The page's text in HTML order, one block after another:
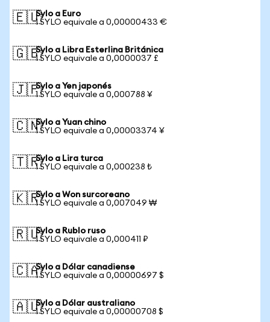
🇪🇺Sylo a Euro
1 SYLO equivale a 0,00000433 €
🇬🇧Sylo a Libra Esterlina Británica
1 SYLO equivale a 0,0000037 £
🇯🇵Sylo a Yen japonés
1 SYLO equivale a 0,000788 ¥
🇨🇳Sylo a Yuan chino
1 SYLO equivale a 0,00003374 ¥
🇹🇷Sylo a Lira turca
1 SYLO equivale a 0,000238 ₺
🇰🇷Sylo a Won surcoreano
1 SYLO equivale a 0,007049 ₩
🇷🇺Sylo a Rublo ruso
1 SYLO equivale a 0,000411 ₽
🇨🇦Sylo a Dólar canadiense
1 SYLO equivale a 0,00000697 $
🇦🇺Sylo a Dólar australiano
1 SYLO equivale a 0,00000708 $